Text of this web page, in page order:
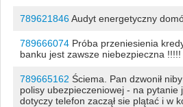
789621846Audyt energetyczny
789666074Próba przeniesienia
banku jest zawsze niebezpieczna !!!!!
789665162 Ściema. Pan dzwonił
polisy ubezpieczeniowej - na pytanie
dotyczy telefon zaczął sie plątać i w